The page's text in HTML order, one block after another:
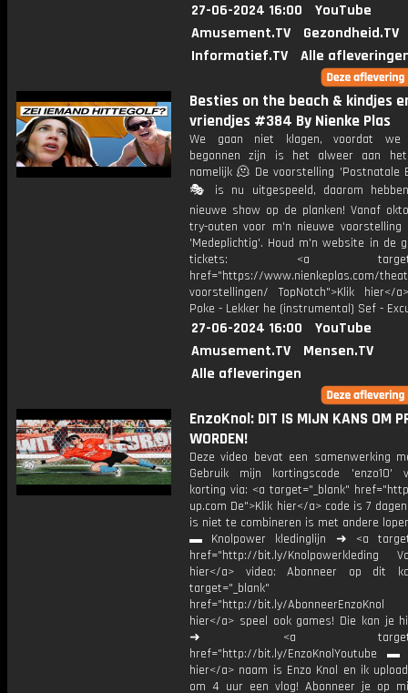
27-06-2024 16:00
YouTube
Amusement.TV
Gezondheid.TV
Informatief.TV
Alle
Besties on the beach & kindjes
vriendjes #384 By Nienke Plas
We gaan niet klagen, voordat we
begonnen zijn is het alweer aan
namelijk 🫠 De voorstelling 'Postnatale
🎭 is nu uitgespeeld, daarom
nieuwe show op de planken! Vanaf
try-outen voor m'n nieuwe voorstelling
'Medeplichtig'. Houd m'n website in de
tickets: <a
href="https://www.nienkeplas.com/
voorstellingen/ TopNotch">Klik hier</
Poke - Lekker he (instrumental) Sef -
27-06-2024 16:00
YouTube
Amusement.TV
Mensen.TV
Alle afleveringen
EnzoKnol: DIT IS MIJN KANS OM
WORDEN!
Deze video bevat een samenwerking
Gebruik mijn kortingscode 'enzo10'
korting via: <a target="_blank"
up.com De">Klik hier</a> code is 7
is niet te combineren is met andere
▬ Knolpower kledinglijn ➜ <a
href="http://bit.ly/Knolpowerkleding
hier</a> video: Abonneer op dit
target="_blank"
href="http://bit.ly/
hier</a> speel ook games! Die kan je
➜ <a
href="http://bit.ly/EnzoKnolYoutube ▬
hier</a> naam is Enzo Knol en ik
om 4 uur een vlog! Abonneer je op